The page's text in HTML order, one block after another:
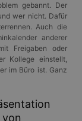
gebannt. Der
wer nicht. Dafür
Auch die
anderer
Freigaben oder
Kollege einstellt,
im Büro ist. Ganz